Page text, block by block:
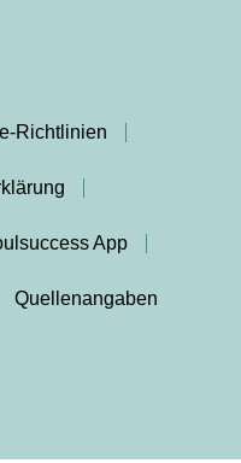
Richtlinien
App
Quellenangaben